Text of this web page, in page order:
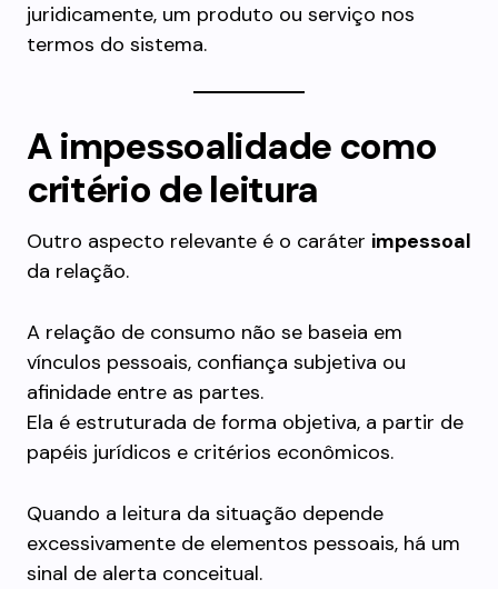
juridicamente, um produto ou serviço nos
termos do sistema.
A impessoalidade como
critério de leitura
Outro aspecto relevante é o caráter impessoal
da relação.
A relação de consumo não se baseia em
vínculos pessoais, confiança subjetiva ou
afinidade entre as partes.
Ela é estruturada de forma objetiva, a partir de
papéis jurídicos e critérios econômicos.
Quando a leitura da situação depende
excessivamente de elementos pessoais, há um
sinal de alerta conceitual.